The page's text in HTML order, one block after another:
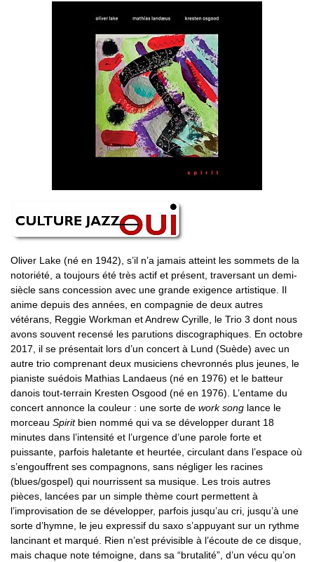
Oliver Lake (né en 1942), s’il n’a jamais atteint les sommets de la
notoriété, a toujours été très actif et présent, traversant un demi-
siècle sans concession avec une grande exigence artistique. Il
anime depuis des années, en compagnie de deux autres
vétérans, Reggie Workman et Andrew Cyrille, le Trio 3 dont nous
avons souvent recensé les parutions discographiques. En octobre
2017, il se présentait lors d’un concert à Lund (Suède) avec un
autre trio comprenant deux musiciens chevronnés plus jeunes, le
pianiste suédois Mathias Landaeus (né en 1976) et le batteur
danois tout-terrain Kresten Osgood (né en 1976). L’entame du
concert annonce la couleur : une sorte de work song lance le
morceau Spiritbien nommé qui va se développer durant 18
minutes dans l’intensité et l’urgence d’une parole forte et
puissante, parfois haletante et heurtée, circulant dans l’espace où
s’engouffrent ses compagnons, sans négliger les racines
(blues/gospel) qui nourrissent sa musique. Les trois autres
pièces, lancées par un simple thème court permettent à
l’improvisation de se développer, parfois jusqu’au cri, jusqu’à une
sorte d’hymne, le jeu expressif du saxo s’appuyant sur un rythme
lancinant et marqué. Rien n’est prévisible à l’écoute de ce disque,
mais chaque note témoigne, dans sa “brutalité”, d’un vécu qu’on